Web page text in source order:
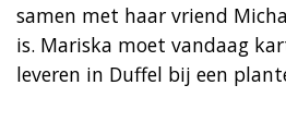
samen met haar vriend
is. Mariska moet vandaag
leveren in Duffel bij een